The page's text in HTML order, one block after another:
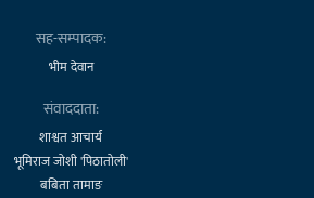
सह-सम्पादक:
भीम देवान
संवाददाता:
शाश्वत आचार्य
भूमिराज जोशी 'पिठातोली'
बबिता तामाङ